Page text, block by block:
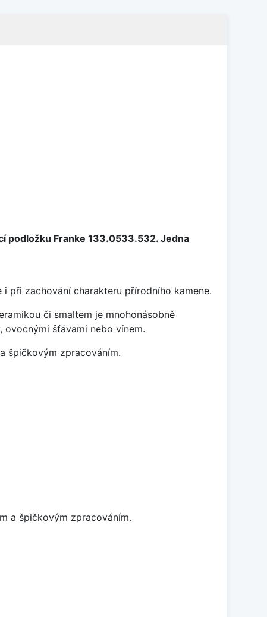
podložku Franke 133.0533.532. Jedna
při zachování charakteru přírodního kamene.
či smaltem je mnohonásobně
šťávami nebo vínem.
špičkovým zpracováním.
a špičkovým zpracováním.